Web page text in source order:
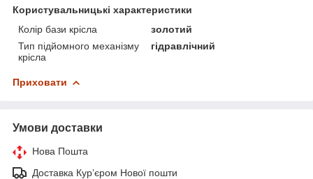
Користувальницькі характеристики
Колір бази крісла
золотий
Тип підйомного механізму
крісла
гідравлічний
Приховати
Умови доставки
Нова Пошта
Доставка Курʼєром Нової пошти